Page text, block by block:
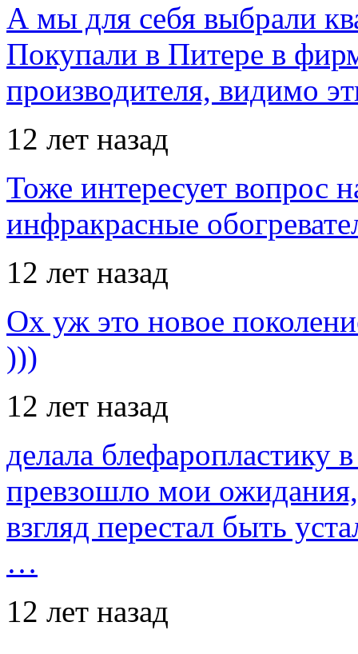
А мы для себя выбрали
Покупали в Питере в
производителя, видимо
12 лет назад
Тоже интересует вопрос
инфракрасные
12 лет назад
Ох уж это новое
)))
12 лет назад
делала блефаропластику
превзошло мои
взгляд перестал быть
…
12 лет назад